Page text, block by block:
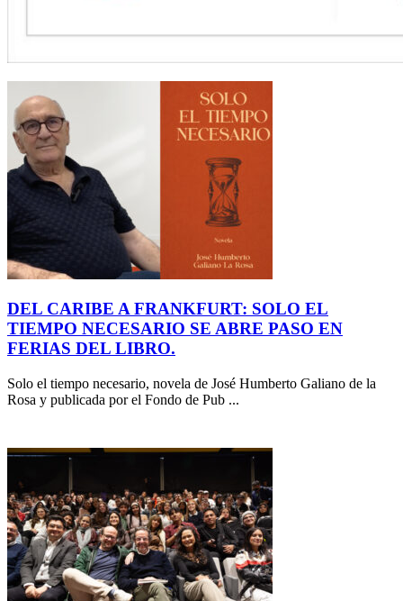
DEL CARIBE A FRANKFURT: SOLO EL
TIEMPO NECESARIO SE ABRE PASO EN
FERIAS DEL LIBRO.
Solo el tiempo necesario, novela de José Humberto Galiano de la
Rosa y publicada por el Fondo de Pub ...